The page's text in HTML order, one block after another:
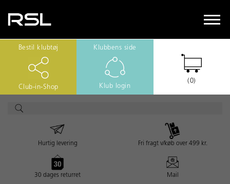
Bestil klubtøj
Club-in-Shop
Klubbens side
Klub login
(0)
Hurtig levering Fri fragt v/køb over 499 kr.
30 dages returret Mail